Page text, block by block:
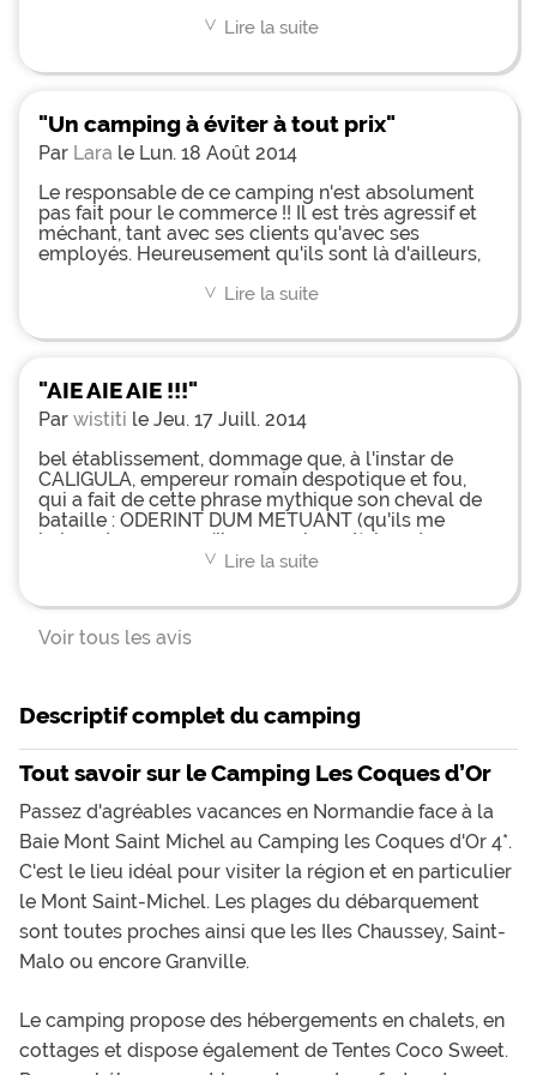
respecter un règlement rigide et stupide pour un
vacanciers et personnel et en plus fait preuve de
inexistantes, publicité mensongère sans doute
pour justifier les étoiles !!!! Un macaron
obligatoirement collé sur les véhicules
indécollable et qui devient une pub imposée, enfin
bref camping à éviter à tout prix !!!!
< Lire la suite
"Un camping à éviter à tout prix"
Par Lara le Lun. 18 Août 2014
Le responsable de ce camping n'est absolument
pas fait pour le commerce !! Il est très agressif et
méchant, tant avec ses clients qu'avec ses
employés. Heureusement qu'ils sont là d'ailleurs,
permanentes entre les clients et les patrons. Les
disant cottages sont en fait de simple mobil-
et modernes. Par contre si vous souhaitez un
camping silencieux vous pouvez y aller car il n'y a
plus aucun bruit après 22h car le gardien rode et
engueule toute personne émettant le moindre
bruit !! Bref une semaine très stressante !
< Lire la suite
"AIE AIE AIE !!!"
Par wistiti le Jeu. 17 Juill. 2014
bel établissement, dommage que, à l'instar de
CALIGULA, empereur romain despotique et fou,
qui a fait de cette phrase mythique son cheval de
bataille : ODERINT DUM METUANT (qu'ils me
haissent pourvu qu'ils me craignent), le patron, par
sa seule présence et son profil de légionnaire, ne
nous pourrions aller plus loin dans l'allégorie et
LAISSEZ TOUTE ESPERANCE (de quiétude,
< Lire la suite
Voir tous les avis
Descriptif complet du camping
Tout savoir sur le Camping Les Coques d’Or
Passez d'agréables vacances en Normandie face à la
Baie Mont Saint Michel au Camping les Coques d'Or 4*.
C'est le lieu idéal pour visiter la région et en particulier
le Mont Saint-Michel. Les plages du débarquement
sont toutes proches ainsi que les Iles Chaussey, Saint-
Malo ou encore Granville.
Le camping propose des hébergements en chalets, en
cottages et dispose également de Tentes Coco Sweet.